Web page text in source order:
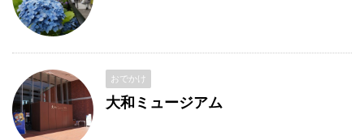
おでかけ
大和ミュージアム